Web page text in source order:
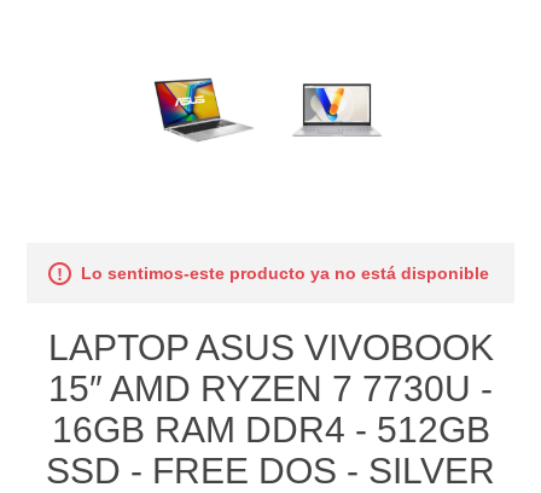
Lo sentimos-este producto ya no está disponible
LAPTOP ASUS VIVOBOOK
15″ AMD RYZEN 7 7730U -
16GB RAM DDR4 - 512GB
SSD - FREE DOS - SILVER